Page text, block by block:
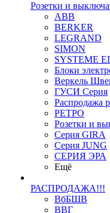
Розетки и
ABB
BERKER
LEGRAND
SIMON
SYSTEME
Блоки
Веркель
ГУСИ Серия
Распродажа
РЕТРО
Розетки и
Серия GIRA
Серия JUNG
СЕРИЯ ЭРА
Ещё
РАСПРОДАЖА!!!
ВбБШВ
ВВГ